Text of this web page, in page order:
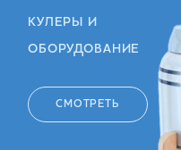
КУЛЕРЫ И
ОБОРУДОВАНИЕ
СМОТРЕТЬ